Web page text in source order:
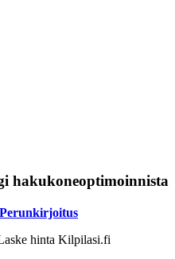
hakukoneoptimoinnista
Perunkirjoitus
hinta Kilpilasi.fi